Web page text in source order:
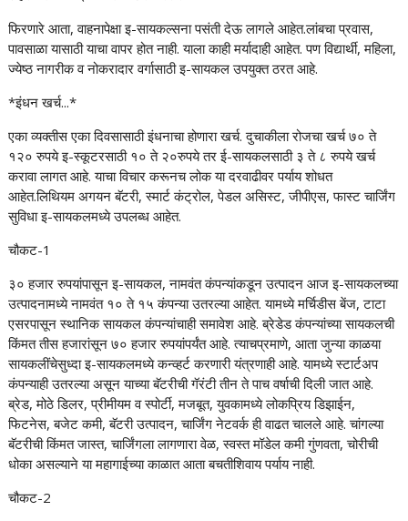
फिरणारे आता, वाहनापेक्षा इ-सायकल्सना पसंती देऊ लागले आहेत.लांबचा प्रवास,
पावसाळा यासाठी याचा वापर होत नाही. याला काही मर्यादाही आहेत. पण विद्यार्थी, महिला,
ज्येष्ठ नागरीक व नोकरादार वर्गासाठी इ-सायकल उपयुक्त ठरत आहे.
*इंधन खर्च...*
एका व्यक्तीस एका दिवसासाठी इंधनाचा होणारा खर्च. दुचाकीला रोजचा खर्च ७० ते
१२० रुपये इ-स्कूटरसाठी १० ते २०रुपये तर ई-सायकलसाठी ३ ते ८ रुपये खर्च
करावा लागत आहे. याचा विचार करूनच लोक या दरवाढीवर पर्याय शोधत
आहेत.लिथियम अगयन बॅटरी, स्मार्ट कंट्रोल, पेडल असिस्ट, जीपीएस, फास्ट चार्जिंग
सुविधा इ-सायकलमध्ये उपलब्ध आहेत.
चौकट-1
३० हजार रुपयांपासून इ-सायकल, नामवंत कंपन्यांकडून उत्पादन आज इ-सायकलच्या
उत्पादनामध्ये नामवंत १० ते १५ कंपन्या उतरल्या आहेत. यामध्ये मर्चिडीस बेंज, टाटा
एसरपासून स्थानिक सायकल कंपन्यांचाही समावेश आहे. ब्रेडेड कंपन्यांच्या सायकलची
किंमत तीस हजारांसून ७० हजार रुपयांपर्यंत आहे. त्याचप्रमाणे, आता जुन्या काळया
सायकलींचेसुध्दा इ-सायकलमध्ये कन्व्हर्ट करणारी यंत्रणाही आहे. यामध्ये स्टार्टअप
कंपन्याही उतरल्या असून याच्या बॅटरीची गॅरंटी तीन ते पाच वर्षाची दिली जात आहे.
ब्रेड, मोठे डिलर, प्रीमीयम व स्पोर्टी, मजबूत, युवकामध्ये लोकप्रिय डिझाईन,
फिटनेस, बजेट कमी, बॅटरी उत्पादन, चार्जिंग नेटवर्क ही वाढत चालले आहे. चांगल्या
बॅटरीची किंमत जास्त, चार्जिंगला लागणारा वेळ, स्वस्त मॉडेल कमी गुंणवता, चोरीची
धोका असल्याने या महागाईच्या काळात आता बचतीशिवाय पर्याय नाही.
चौकट-2